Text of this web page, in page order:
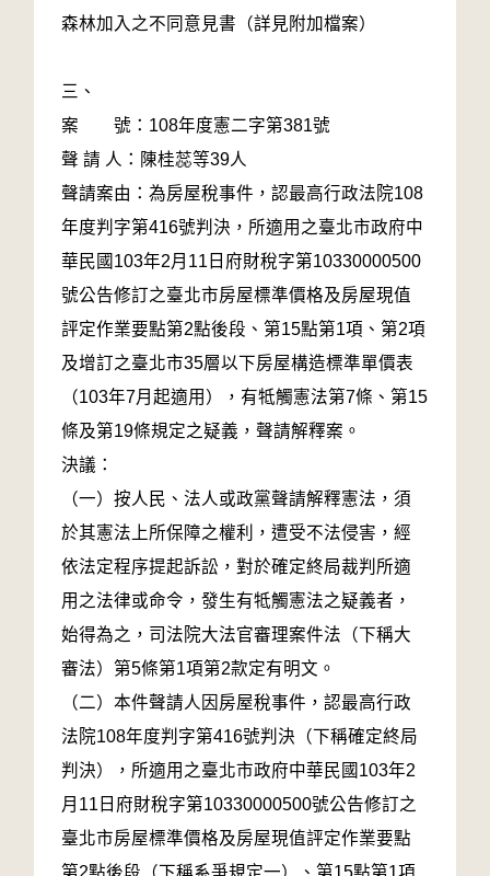
森林加入之不同意見書（詳見附加檔案）
三、
案 號：108年度憲二字第381號
聲 請 人：陳桂蕊等39人
聲請案由：為房屋稅事件，認最高行政法院108
年度判字第416號判決，所適用之臺北市政府中
華民國103年2月11日府財稅字第10330000500
號公告修訂之臺北市房屋標準價格及房屋現值
評定作業要點第2點後段、第15點第1項、第2項
及增訂之臺北市35層以下房屋構造標準單價表
（103年7月起適用），有牴觸憲法第7條、第15
條及第19條規定之疑義，聲請解釋案。
決議：
（一）按人民、法人或政黨聲請解釋憲法，須
於其憲法上所保障之權利，遭受不法侵害，經
依法定程序提起訴訟，對於確定終局裁判所適
用之法律或命令，發生有牴觸憲法之疑義者，
始得為之，司法院大法官審理案件法（下稱大
審法）第5條第1項第2款定有明文。
（二）本件聲請人因房屋稅事件，認最高行政
法院108年度判字第416號判決（下稱確定終局
判決），所適用之臺北市政府中華民國103年2
月11日府財稅字第10330000500號公告修訂之
臺北市房屋標準價格及房屋現值評定作業要點
第2點後段（下稱系爭規定一）、第15點第1項